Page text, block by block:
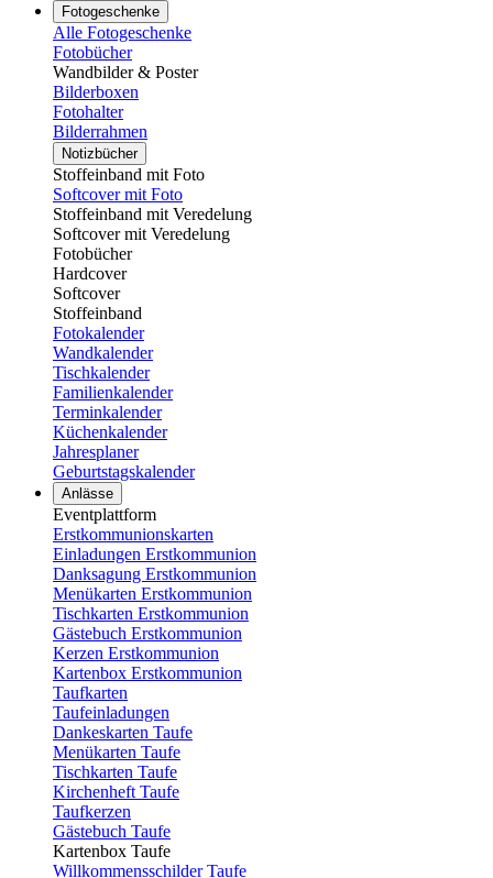
Fotogeschenke
Alle Fotogeschenke
Fotobücher
Wandbilder & Poster
Bilderboxen
Fotohalter
Bilderrahmen
Notizbücher
Stoffeinband mit Foto
Softcover mit Foto
Stoffeinband mit Veredelung
Softcover mit Veredelung
Fotobücher
Hardcover
Softcover
Stoffeinband
Fotokalender
Wandkalender
Tischkalender
Familienkalender
Terminkalender
Küchenkalender
Jahresplaner
Geburtstagskalender
Anlässe
Eventplattform
Erstkommunionskarten
Einladungen Erstkommunion
Danksagung Erstkommunion
Menükarten Erstkommunion
Tischkarten Erstkommunion
Gästebuch Erstkommunion
Kerzen Erstkommunion
Kartenbox Erstkommunion
Taufkarten
Taufeinladungen
Dankeskarten Taufe
Menükarten Taufe
Tischkarten Taufe
Kirchenheft Taufe
Taufkerzen
Gästebuch Taufe
Kartenbox Taufe
Willkommensschilder Taufe